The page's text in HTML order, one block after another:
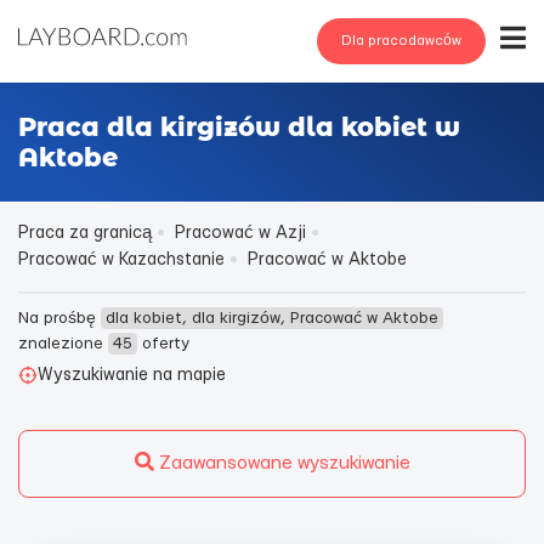
Dla pracodawców
Praca dla kirgizów dla kobiet w
Aktobe
Praca za granicą
Pracować w Azji
Pracować w Kazachstanie
Pracować w Aktobe
Na prośbę dla kobiet, dla kirgizów, Pracować w Aktobe
znalezione
45
oferty
Wyszukiwanie na mapie
Zaawansowane wyszukiwanie